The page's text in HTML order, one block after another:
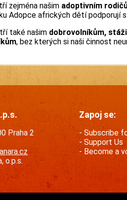
zejména našim adoptivním
Adopce afrických dětí podporují
také našim dobrovolníkům,
, bez kterých si naši činnost
Praha 2
o.p.s.
Zapoj se:
Subscribe
Support Us
Become a